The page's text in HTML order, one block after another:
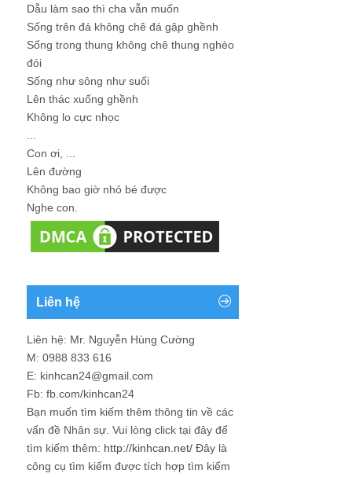
Dẫu làm sao thì cha vẫn muốn
Sống trên đá không chê đá gập ghềnh
Sống trong thung không chê thung nghèo
đói
Sống như sông như suối
Lên thác xuống ghềnh
Không lo cực nhọc
...
Con ơi, ...
Lên đường
Không bao giờ nhỏ bé được
Nghe con.
Liên hệ
Liên hệ: Mr. Nguyễn Hùng Cường
M: 0988 833 616
E: kinhcan24@gmail.com
Fb: fb.com/kinhcan24
Bạn muốn tìm kiếm thêm thông tin về các
vấn đề Nhân sự. Vui lòng click tại đây để
tìm kiếm thêm: http://kinhcan.net/ Đây là
công cụ tìm kiếm được tích hợp tìm kiếm